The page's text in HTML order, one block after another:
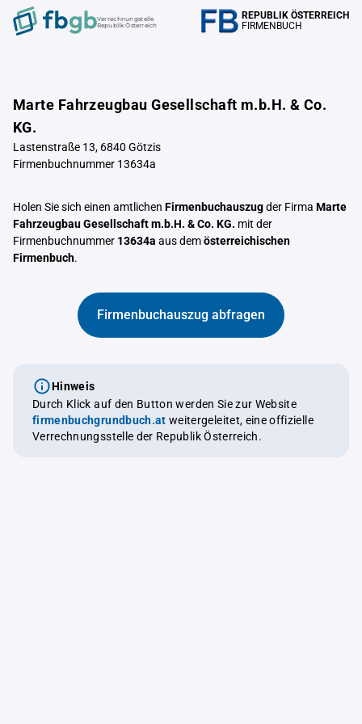
Verrechnungstelle
Republik Österreich
REPUBLIK ÖSTERREICH
FIRMENBUCH
Marte Fahrzeugbau Gesellschaft m.b.H. & Co.
KG.
Lastenstraße 13, 6840 Götzis
Firmenbuchnummer 13634a
Holen Sie sich einen amtlichen Firmenbuchauszugder Firma Marte
Fahrzeugbau Gesellschaft m.b.H. & Co. KG. mit der
Firmenbuchnummer 13634a aus demösterreichischen
Firmenbuch.
Firmenbuchauszug abfragen
Hinweis
Durch Klick auf den Button werden Sie zur Website
firmenbuchgrundbuch.at weitergeleitet, eine offizielle
Verrechnungsstelle der Republik Österreich.